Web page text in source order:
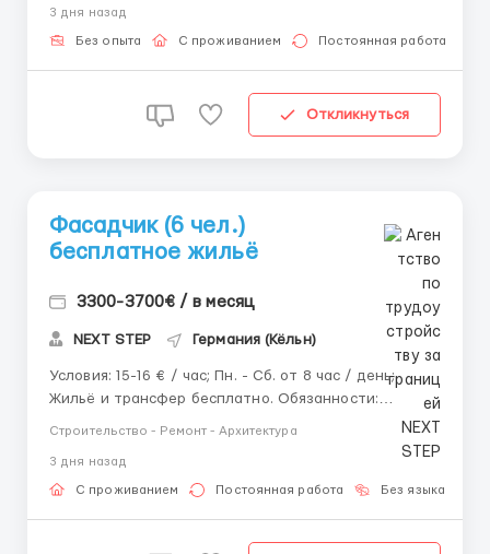
Параграф 24 або Паспорт ЄС Офіційне
працевлаштування. м. Ойскірхен (33 км від Бон...
3 дня назад
Без опыта С проживанием Постоянная работа
Откликнуться
Фасадчик (6 чел.)
бесплатное жильё
3300-3700€ / в месяц
NEXT STEP Германия (Кёльн)
Условия: 15-16 € / час; Пн. - Сб. от 8 час / день;
Жильё и трансфер бесплатно. Обязанности:
Подготовка поверхностей к выполнению фасадных
пенополистирол и т. п.); Крепление утеплителя с
помощью клея и дюбелей; Монтаж...
Строительство - Ремонт - Архитектура
3 дня назад
С проживанием Постоянная работа Без языка